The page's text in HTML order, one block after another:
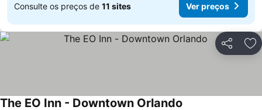
Consulte os preços de 11 sites Ver preços
Partilhar
The EO Inn - Downtown Orlando